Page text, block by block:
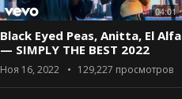
04:01
Black Eyed Peas, Anitta, El Alfa
— SIMPLY THE BEST 2022
Ноя 16, 2022 129,227 просмотров